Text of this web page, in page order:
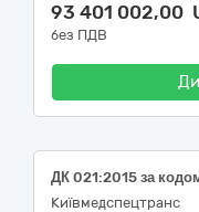
93 401 002,00
без ПДВ
Київмедспецтранс